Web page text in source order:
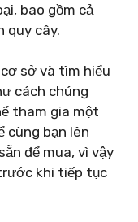
bao gồm cả
quy cây.
sở và tìm hiểu
cách chúng
tham gia một
cùng bạn lên
để mua, vì vậy
khi tiếp tục